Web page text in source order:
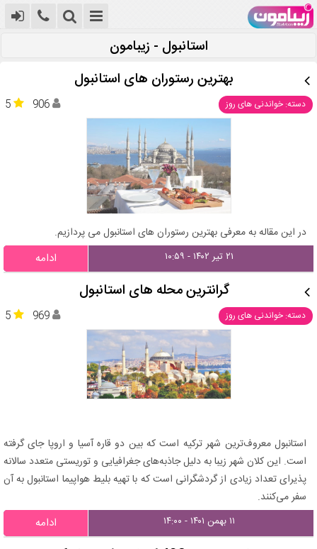
استانبول - زیبامون
بهترین رستوران های استانبول
دسته: خواندنی های روز 5 906
در این مقاله به معرفی بهترین رستوران های استانبول می پردازیم.
۲۱ تیر ۱۴۰۲ - ۱۰:۵۹ ادامه
گرانترین محله های استانبول
دسته: خواندنی های روز 5 969
استانبول معروف‌ترین شهر ترکیه است که بین دو قاره آسیا و اروپا جای گرفته
است. این کلان شهر زیبا به دلیل جاذبه‌های جغرافیایی و توریستی متعدد سالانه
پذیرای تعداد زیادی از گردشگرانی است که با تهیه بلیط هواپیما استانبول به آن
سفر می‌کنند.
۱۱ بهمن ۱۴۰۱ - ۱۴:۰۰ ادامه